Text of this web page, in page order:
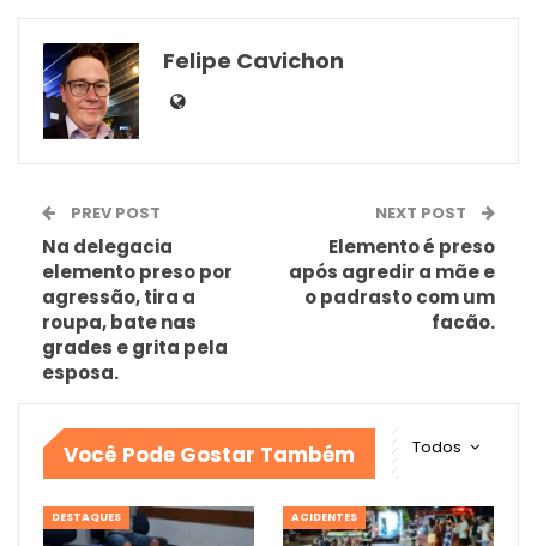
Felipe Cavichon
PREV POST
Na delegacia
elemento preso por
agressão, tira a
roupa, bate nas
grades e grita pela
esposa.
NEXT POST
Elemento é preso
após agredir a mãe e
o padrasto com um
facão.
Todos
Você Pode Gostar Também
DESTAQUES ACIDENTES